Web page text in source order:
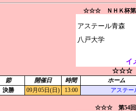
☆☆☆ ＮＨＫ杯第
アステール青森
イ
☆☆☆
節 開催日 時間
ホーム
決勝
09月05日(日) 13:00 アステー
☆☆☆ 第54回